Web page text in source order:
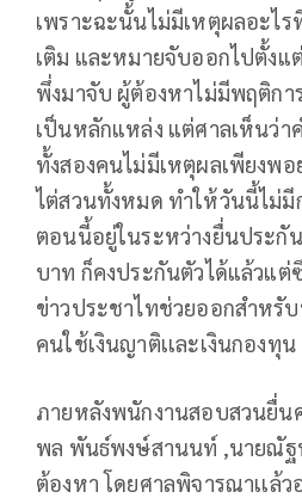
เพราะฉะนั้นไม่มีเหตุผลอะไ
เติม และหมายจับออกไปตั้งแ
พึ่งมาจับ ผู้ต้องหาไม่มีพฤติก
เป็นหลักแหล่ง แต่ศาลเห็นว่า
ทั้งสองคนไม่มีเหตุผลเพียงพอ
ไต่สวนทั้งหมด ทำให้วันนี้ไม่มี
ตอนนี้อยู่ในระหว่างยื่นประกั
บาท ก็คงประกันตัวได้แล้วแต่
ข่าวประชาไทช่วยออกสำหรั
คนใช้เงินญาติเเละเงินกองทุน
ภายหลังพนักงานสอบสวนยื่น
พล พันธ์พงษ์สานนท์ ,นายณัฐ
ต้องหา โดยศาลพิจารณาเเล้